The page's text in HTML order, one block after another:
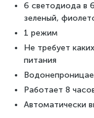
6 светодиода в
зеленый,
1 режим
Не требует
питания
Работает 8
Автоматически